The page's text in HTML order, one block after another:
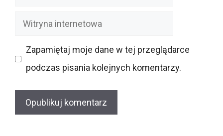
Witryna
Zapamiętaj moje dane w tej przeglądarce
podczas pisania kolejnych komentarzy.